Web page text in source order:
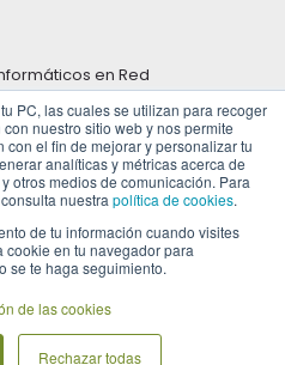
PC, las cuales se utilizan para recoger
nuestro sitio web y nos permite
el fin de mejorar y personalizar tu
analíticas y métricas acerca de
otros medios de comunicación. Para
nuestra política de cookies.
de tu información cuando visites
cookie en tu navegador para
se te haga seguimiento.
de las cookies
Rechazar todas
en Red
Política de cookies
Protección de datos